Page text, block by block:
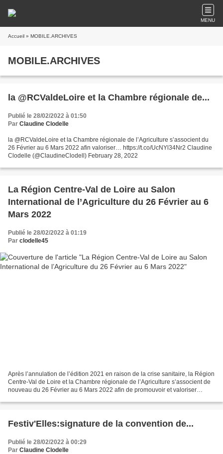
MENU
Accueil » MOBILE.ARCHIVES
MOBILE.ARCHIVES
la @RCValdeLoire et la Chambre régionale de...
Publié le 28/02/2022 à 01:50
Par Claudine Clodelle
la @RCValdeLoire et la Chambre régionale de l’Agriculture s’associent du
26 Février au 6 Mars 2022 afin valoriser… https://t.co/UcNYl34Nr2 Claudine
Clodelle (@ClaudineClodell) February 28, 2022
La Région Centre-Val de Loire au Salon
International de l’Agriculture du 26 Février au 6
Mars 2022
Publié le 28/02/2022 à 01:19
Par clodelle45
Après l’annulation de l’édition 2021 en raison de la crise sanitaire, la Région
Centre-Val de Loire et la Chambre régionale de l’Agriculture s’associent de
nouveau du 26 Février au 6 Mars 2022 afin de promouvoir et valoriser
Festiv'Elles:signature de la convention de...
Publié le 28/02/2022 à 00:29
Par Claudine Clodelle